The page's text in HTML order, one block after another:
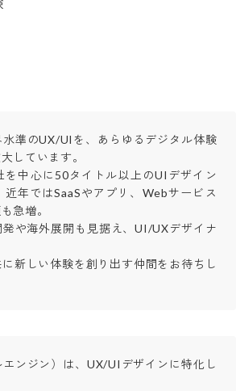
準のUX/UIを、あらゆるデジタル体験
しています。
を中心に50タイトル以上のUIデザイン
年ではSaaSやアプリ、Webサービス
急増。
や海外展開も見据え、UI/UXデザイナ
新しい体験を創り出す仲間をお待ちし
ンジン）は、UX/UIデザインに特化し